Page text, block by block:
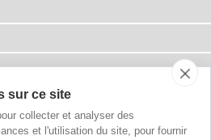
sur ce site
collecter et analyser des
et l'utilisation du site, pour fournir